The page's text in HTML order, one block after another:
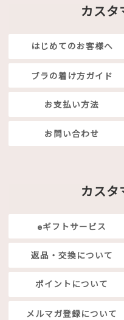
カスタ
はじめてのお客様へ
ブラの着け方ガイド
お支払い方法
お問い合わせ
カスタ
eギフトサービス
返品・交換について
ポイントについて
メルマガ登録について